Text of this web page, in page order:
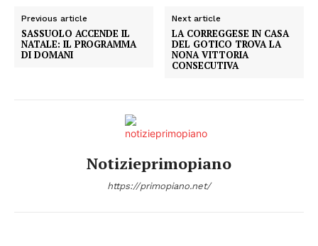
Previous article
SASSUOLO ACCENDE IL
NATALE: IL PROGRAMMA
DI DOMANI
Next article
LA CORREGGESE IN CASA
DEL GOTICO TROVA LA
NONA VITTORIA
CONSECUTIVA
Notizieprimopiano
https://primopiano.net/